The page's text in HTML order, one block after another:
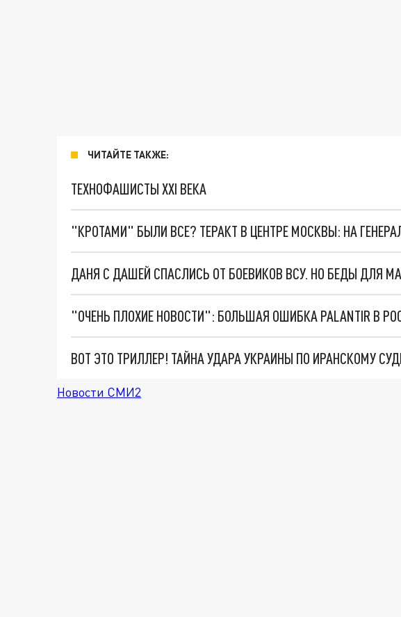
ЧИТАЙТЕ ТАКЖЕ:
ТЕХНОФАШИСТЫ XXI ВЕКА
"КРОТАМИ" БЫЛИ ВСЕ? ТЕРАКТ В ЦЕНТРЕ МОСКВЫ: НА
ДАНЯ С ДАШЕЙ СПАСЛИСЬ ОТ БОЕВИКОВ ВСУ. НО БЕДЫ ДЛЯ
ВОТ ЭТО ТРИЛЛЕР! ТАЙНА УДАРА УКРАИНЫ ПО ИРАНСКОМУ
Новости СМИ2